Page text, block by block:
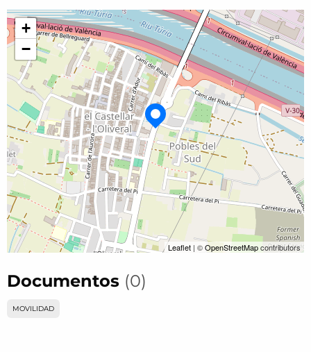
+
−
Leaflet | ©OpenStreetMapcontributors
Documentos (0)
MOVILIDAD